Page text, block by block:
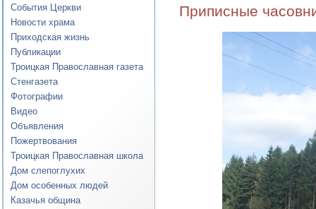
События Церкви
Новости храма
Приходская жизнь
Публикации
Троицкая Православная газета
Стенгазета
Фотографии
Видео
Объявления
Пожертвования
Троицкая Православная школа
Дом слепоглухих
Дом особенных людей
Казачья община
Приписные